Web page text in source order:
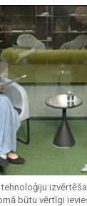
būtu vērtīgi